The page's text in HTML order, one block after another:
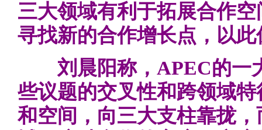
三大领域有利于拓展合作
寻找新的合作增长点，以
刘晨阳称，APEC的一
些议题的交叉性和跨领域
和空间，向三大支柱靠拢